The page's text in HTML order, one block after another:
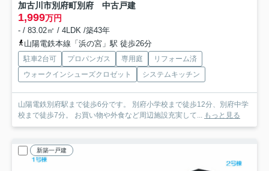
加古川市別府町別府 中古戸建
1,999万円
- / 83.02㎡ / 4LDK /築43年
山陽電鉄本線「浜の宮」駅 徒歩26分
駐車2台可 プロパンガス 専用庭
リフォーム済
ウォークインシューズクロゼット
システムキッチン
山陽電鉄別府駅まで徒歩6分です。 別府小学校まで徒歩12分、別府中学
校まで徒歩7分。 お買い物や外食など周辺施設充実して... もっと見る
新築一戸建